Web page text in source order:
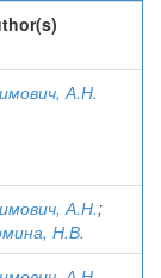
А.Н.
А.Н.;
Н.В.